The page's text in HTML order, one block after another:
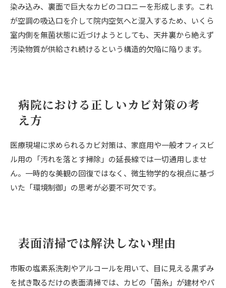
染み込み、裏面で巨大なカビのコロニーを形成します。これ
が空調の吸込口を介して院内空気へと混入するため、いくら
室内側を無菌状態に近づけようとしても、天井裏から絶えず
汚染物質が供給され続けるという構造的欠陥に陥ります。
病院における正しいカビ対策の考
え方
医療現場に求められるカビ対策は、家庭用や一般オフィスビ
ル用の「汚れを落とす掃除」の延長線では一切通用しませ
ん。一時的な美観の回復ではなく、微生物学的な視点に基づ
いた「環境制御」の思考が必要不可欠です。
表面清掃では解決しない理由
市販の塩素系洗剤やアルコールを用いて、目に見える黒ずみ
を拭き取るだけの表面清掃では、カビの「菌糸」が建材やパ